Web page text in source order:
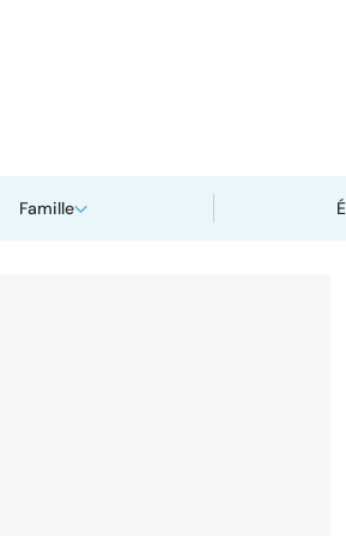
Famille